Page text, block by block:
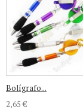
Bolígrafo...
2,65 €